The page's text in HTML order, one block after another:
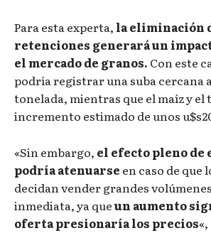
Para esta experta, la eliminación
retenciones generará un
el mercado de granos. Con este
podría registrar una suba cercana
tonelada, mientras que el maíz y
incremento estimado de unos
«Sin embargo, el efecto pleno de
podría atenuarse en caso de que
decidan vender grandes
inmediata, ya queun aumento
oferta presionaría los precios